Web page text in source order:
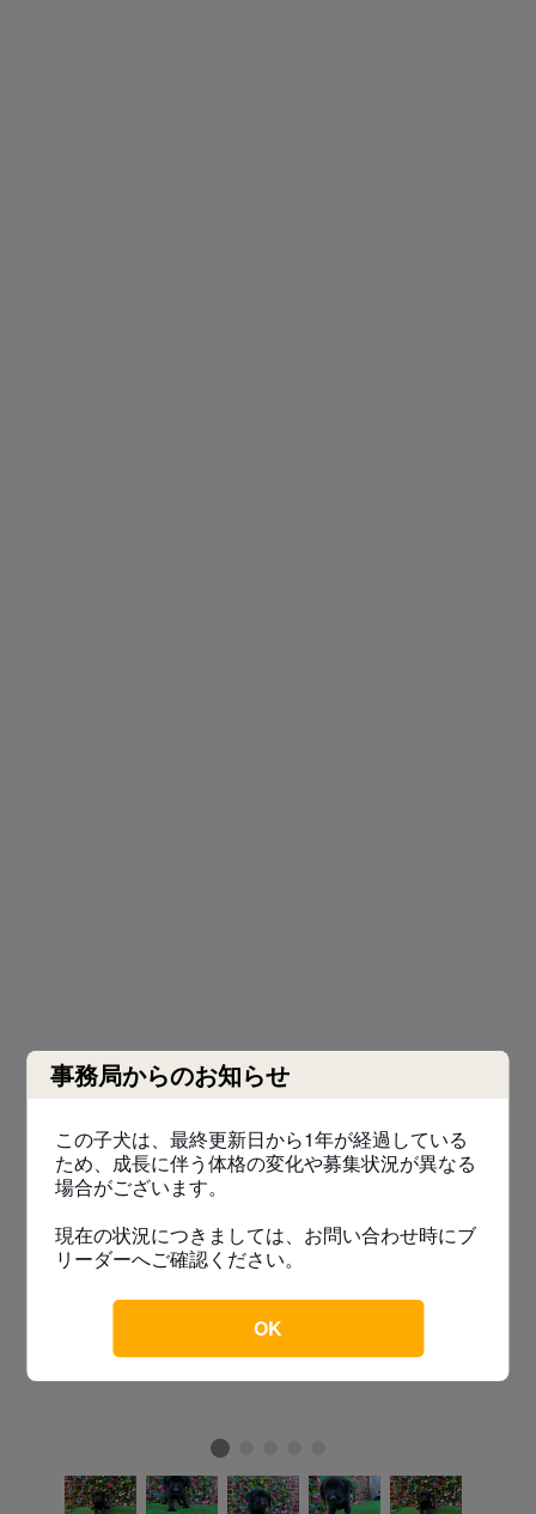
事務局からのお知らせ
この子犬は、最終更新日から1年が経過している
ため、成長に伴う体格の変化や募集状況が異なる
場合がございます。
現在の状況につきましては、お問い合わせ時にブ
リーダーへご確認ください。
OK